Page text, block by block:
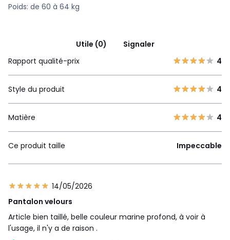
Poids: de 60 à 64 kg
Utile (0)
Signaler
Rapport qualité-prix
4
Style du produit 4
Matière 4
Ce produit taille Impeccable
14/05/2026
Pantalon velours
Article bien taillé, belle couleur marine profond, à voir à
l'usage, il n'y a de raison .